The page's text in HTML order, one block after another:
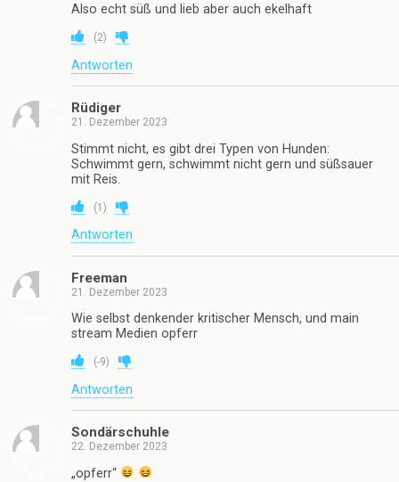
Also echt süß und lieb aber auch ekelhaft
(2)
Antworten
Rüdiger
21. Dezember 2023
Stimmt nicht, es gibt drei Typen von Hunden:
Schwimmt gern, schwimmt nicht gern und süßsauer
mit Reis.
(1 )
Antworten
Freeman
21. Dezember 2023
Wie selbst denkender kritischer Mensch, und main
stream Medien opferr
(-9)
Antworten
Sondärschuhle
22. Dezember 2023
„opferr“